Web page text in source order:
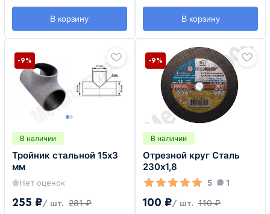
В корзину В корзину
В наличии
Тройник стальной 15х3
мм
Нет оценок
255 ₽/ шт. 281 ₽
-9%
В наличии
Отрезной круг Сталь
230х1,8
5 1
100 ₽/ шт. 110 ₽
-9%